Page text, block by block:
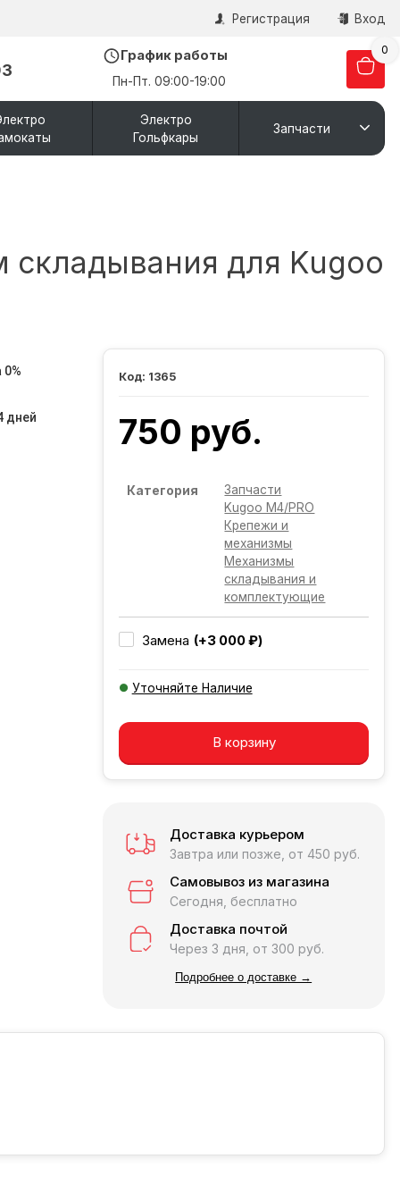
Регистрация Вход
График работы
Пн-Пт. 09:00-19:00
0
Электро
Гольфкары
Запчасти
складывания для Kugoo
0%
дней
1365
750 руб.
Категория
Запчасти
Kugoo M4/PRO
Крепежи и
механизмы
Механизмы
складывания и
комплектующие
Замена (+3 000 ₽)
Уточняйте Наличие
Добавляется...
В корзину
Добавлен
Доставка курьером
Завтра или позже, от 450 руб.
Самовывоз из магазина
Сегодня, бесплатно
Доставка почтой
Через 3 дня, от 300 руб.
Подробнее о доставке →